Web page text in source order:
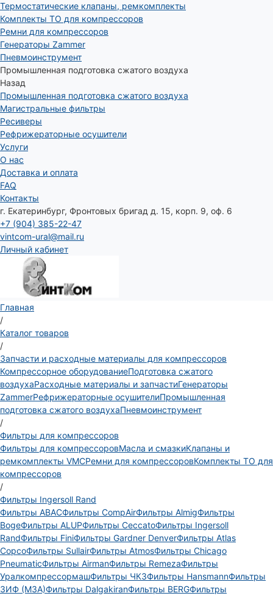
Термостатические клапаны, ремкомплекты
Комплекты ТО для компрессоров
Ремни для компрессоров
Генераторы Zammer
Пневмоинструмент
Промышленная подготовка сжатого воздуха
Назад
Промышленная подготовка сжатого воздуха
Магистральные фильтры
Ресиверы
Рефрижераторные осушители
Услуги
О нас
Доставка и оплата
FAQ
Контакты
г. Екатеринбург, Фронтовых бригад д. 15, корп. 9, оф. 6
+7 (904) 385-22-47
vintcom-ural@mail.ru
Личный кабинет
Главная
/
Каталог товаров
/
Запчасти и расходные материалы для компрессоров
Компрессорное оборудованиеПодготовка сжатого
воздухаРасходные материалы и запчастиГенераторы
ZammerРефрижераторные осушителиПромышленная
подготовка сжатого воздухаПневмоинструмент
/
Фильтры для компрессоров
Фильтры для компрессоровМасла и смазкиКлапаны и
ремкомплекты VMCРемни для компрессоровКомплекты ТО для
компрессоров
/
Фильтры Ingersoll Rand
Фильтры ABACФильтры CompAirФильтры AlmigФильтры
BogeФильтры ALUPФильтры CeccatoФильтры Ingersoll
RandФильтры FiniФильтры Gardner DenverФильтры Atlas
CopcoФильтры SullairФильтры AtmosФильтры Chicago
PneumaticФильтры AirmanФильтры RemezaФильтры
УралкомпрессормашФильтры ЧКЗФильтры HansmannФильтры
ЗИФ (МЗА)Фильтры DalgakiranФильтры BERGФильтры